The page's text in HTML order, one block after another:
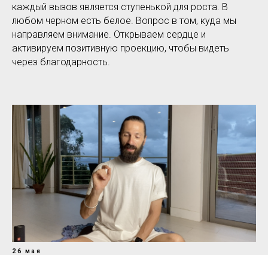
каждый вызов является ступенькой для роста. В
любом черном есть белое. Вопрос в том, куда мы
направляем внимание. Открываем сердце и
активируем позитивную проекцию, чтобы видеть
через благодарность.
26 мая